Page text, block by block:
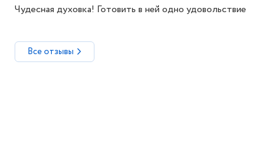
Чудесная духовка! Готовить в ней одно удовольствие
Все отзывы